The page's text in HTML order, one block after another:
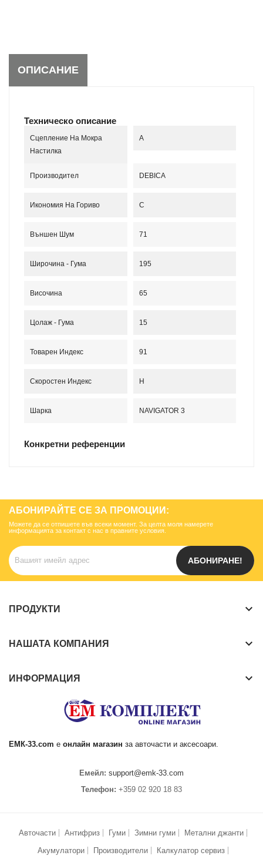
ОПИСАНИЕ
Техническо описание
Сцепление На Мокра
Настилка
A
Производител DEBICA
Икономия На Гориво C
Външен Шум 71
Широчина - Гума 195
Височина 65
Цолаж - Гума 15
Товарен Индекс 91
Скоростен Индекс H
Шарка NAVIGATOR 3
Конкретни референции
АБОНИРАЙТЕ СЕ ЗА ПРОМОЦИИ:
Можете да се отпишете във всеки момент. За целта моля намерете
информацията за контакт с нас в правните условия.
АБОНИРАНЕ!
ПРОДУКТИ keyboard_arrow_down
НАШАТА КОМПАНИЯ keyboard_arrow_down
ИНФОРМАЦИЯ keyboard_arrow_down
ЕМК-33.com е онлайн магазин за авточасти и аксесоари.
Емейл: support@emk-33.com
Телефон: +359 02 920 18 83
Авточасти Антифриз Гуми Зимни гуми
Метални джанти
Акумулатори
Производители Калкулатор сервиз